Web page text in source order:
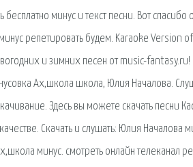
минус и текст песни. Вот
репетировать будем. Karaoke
и зимних песен от music-
Ах,школа школа, Юлия Началова.
Здесь вы можете скачать песни
Скачать и слушать: Юлия Началова
минус. смотреть онлайн телеканал